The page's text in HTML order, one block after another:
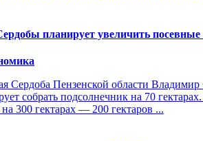
планирует увеличить посевные
Сердоба Пензенской области
собрать подсолнечник на 70
300 гектарах — 200 гектаров ...